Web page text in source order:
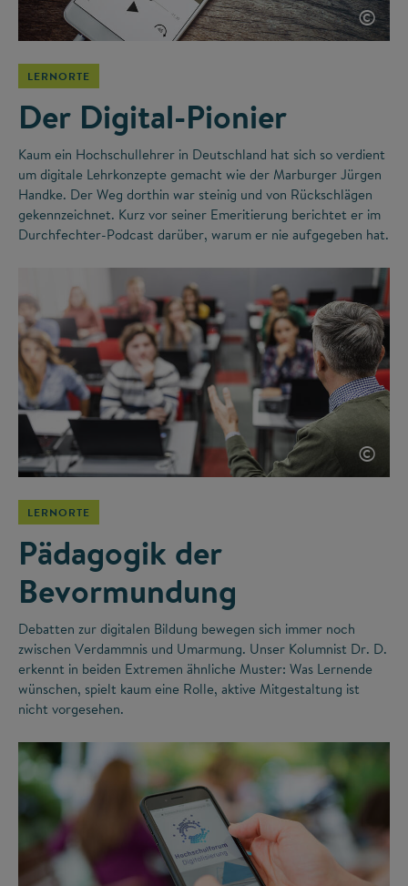
©
LERNORTE
Der Digital-Pionier
Kaum ein Hochschullehrer in Deutschland hat sich so verdient
um digitale Lehrkonzepte gemacht wie der Marburger Jürgen
Handke. Der Weg dorthin war steinig und von Rückschlägen
gekennzeichnet. Kurz vor seiner Emeritierung berichtet er im
Durchfechter-Podcast darüber, warum er nie aufgegeben hat.
©
LERNORTE
Pädagogik der
Bevormundung
Debatten zur digitalen Bildung bewegen sich immer noch
zwischen Verdammnis und Umarmung. Unser Kolumnist Dr. D.
erkennt in beiden Extremen ähnliche Muster: Was Lernende
wünschen, spielt kaum eine Rolle, aktive Mitgestaltung ist
nicht vorgesehen.